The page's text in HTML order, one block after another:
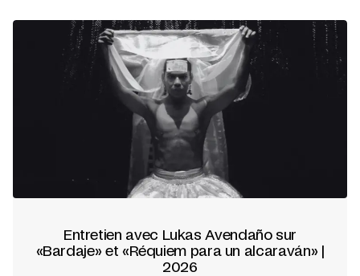
Entretien avec Lukas Avendaño sur
«Bardaje» et «Réquiem para un alcaraván» |
2026